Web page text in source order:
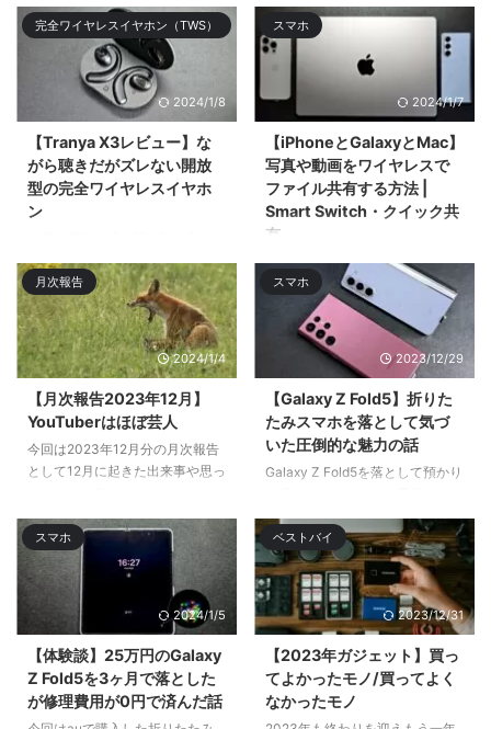
お手頃価格なオープンタイプの完
全ワ ...
今回はアルミニウム筐体採用の
65%レイアウトのメカニカルキー
ボードの ...
完全ワイヤレスイヤホン（TWS）
2024/1/8
【Tranya X3レビュー】な
がら聴きだがズレない開放
型の完全ワイヤレスイヤホ
ン
イヤレスイヤホン「Tranya X3」
をレビューӕ ...
スマホ
2024/1/7
【iPhoneとGalaxyとMac】
写真や動画をワイヤレスで
ファイル共有する方法 |
Smart Switch・クイック共
有
今回はiPhoneとMacとGalaxyス
マホでのワイヤレスでのファイル
共有・ファイル転送 ...
月次報告
2024/1/4
【月次報告2023年12月】
YouTuberはほぼ芸人
今回は2023年12月分の月次報告
として12月に起きた出来事や思っ
スマホ
2023/12/29
【Galaxy Z Fold5】折りた
たみスマホを落として気づ
いた圧倒的な魅力の話
Galaxy Z Fold5を落として預かり
間はサブのGalaxy S22 Ultra& ...
スマホ
2024/1/5
【体験談】25万円のGalaxy
Z Fold5を3ヶ月で落とした
が修理費用が0円で済んだ話
ベストバイ
2023/12/31
【2023年ガジェット】買っ
てよかったモノ/買ってよく
なかったモノ